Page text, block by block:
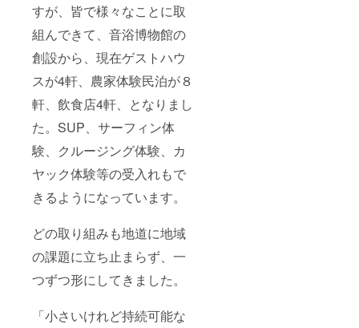
すが、皆で様々なことに取
組んできて、音浴博物館の
創設から、現在ゲストハウ
スが4軒、農家体験民泊が８
軒、飲食店4軒、となりまし
た。SUP、サーフィン体
験、クルージング体験、カ
ヤック体験等の受入れもで
きるようになっています。
どの取り組みも地道に地域
の課題に立ち止まらず、一
つずつ形にしてきました。
「小さいけれど持続可能な